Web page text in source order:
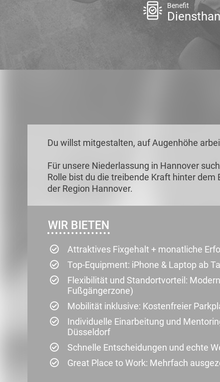
Benefit
Du willst mitgestalten, auf Augenhöhe
Für unsere Niederlassung in Hannover
Rolle bist du die treibende Kraft hinter
der Region Hannover.
WIR BIETEN
Attraktives Fixgehalt + monatliche
Top-Equipment: iPhone & Laptop ab
Flexibilität und Standortvorteil:
Fußgängerzone)
Mobilität inklusive: Kostenfreier
Individuelle Einarbeitung und
Düsseldorf
Schnelle Entscheidungen und echte
Great Place to Work: Mehrfach